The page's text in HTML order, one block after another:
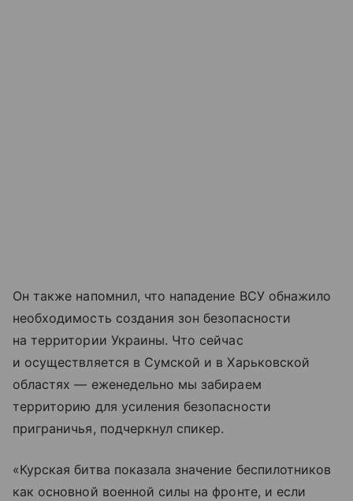
Он также напомнил, что нападение ВСУ обнажило
необходимость создания зон безопасности
на территории Украины. Что сейчас
и осуществляется в Сумской и в Харьковской
областях — еженедельно мы забираем
территорию для усиления безопасности
приграничья, подчеркнул спикер.
«Курская битва показала значение беспилотников
как основной военной силы на фронте, и если